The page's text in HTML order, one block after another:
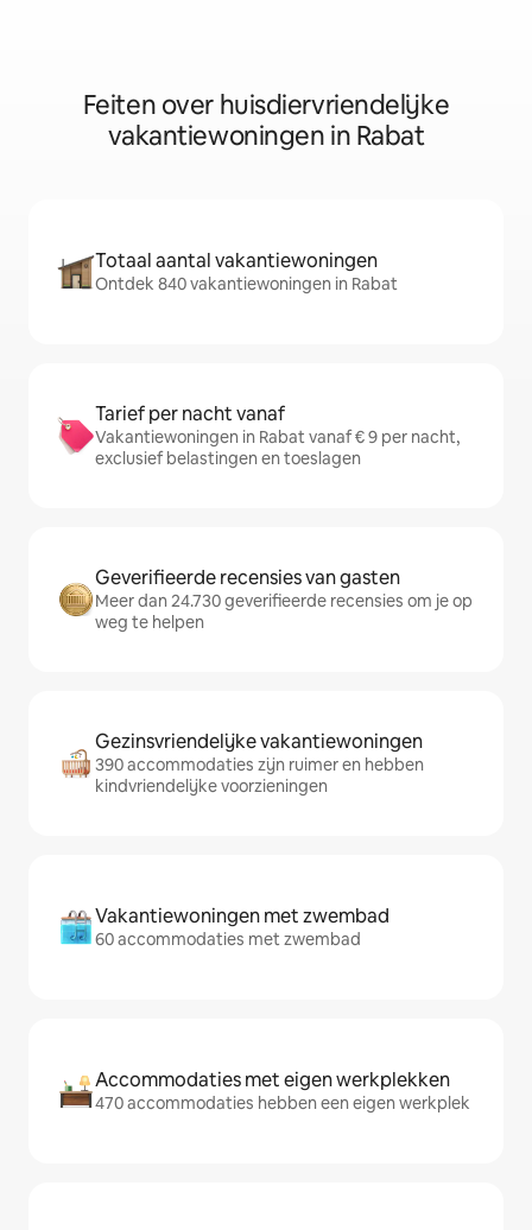
Feiten over huisdiervriendelijke
vakantiewoningen in Rabat
Totaal aantal vakantiewoningen
Ontdek 840 vakantiewoningen in Rabat
Tarief per nacht vanaf
Vakantiewoningen in Rabat vanaf € 9 per nacht,
exclusief belastingen en toeslagen
Geverifieerde recensies van gasten
Meer dan 24.730 geverifieerde recensies om je op
weg te helpen
Gezinsvriendelijke vakantiewoningen
390 accommodaties zijn ruimer en hebben
kindvriendelijke voorzieningen
Vakantiewoningen met zwembad
60 accommodaties met zwembad
Accommodaties met eigen werkplekken
470 accommodaties hebben een eigen werkplek